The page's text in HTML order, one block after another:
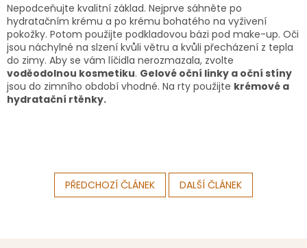
Nepodceňujte kvalitní základ. Nejprve sáhněte po
hydratačním krému a po krému bohatého na vyživení
pokožky. Potom použijte podkladovou bázi pod make-up. Oči
jsou náchylné na slzení kvůli větru a kvůli přecházení z tepla
do zimy. Aby se vám líčidla nerozmazala, zvolte
voděodolnou kosmetiku. Gelové oční linky a oční stíny
jsou do zimního období vhodné. Na rty použijte krémové a
hydratační rtěnky.
PŘEDCHOZÍ ČLÁNEK DALŠÍ ČLÁNEK